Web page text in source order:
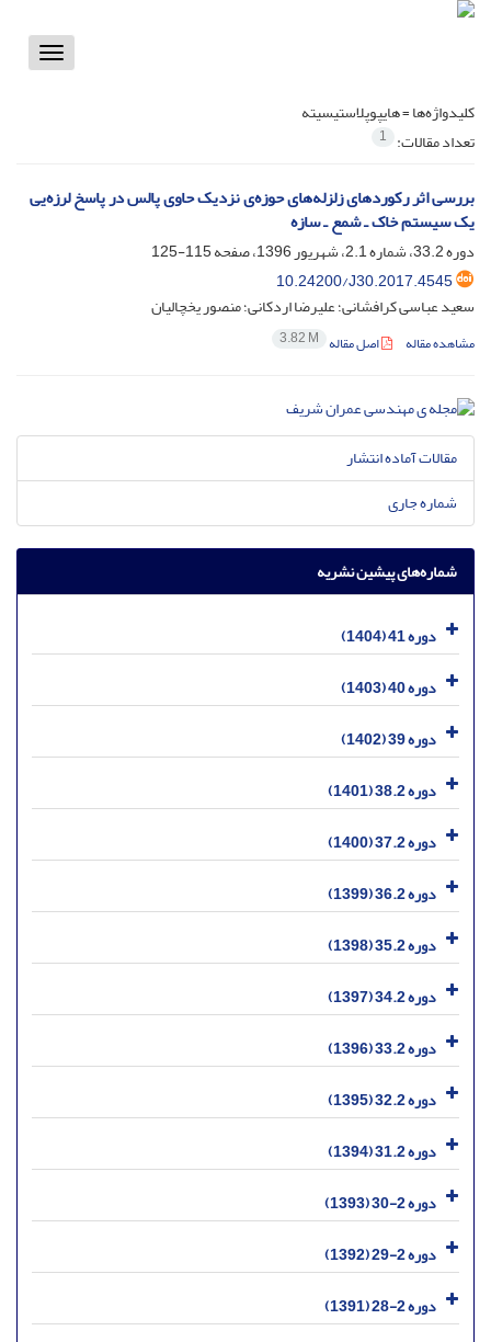
Toggle
کلیدواژه‌ها =هایپوپلاستیسیته
تعداد مقالات: 1
بررسی اثر رکوردهای زلزله‌های حوزه‌ی نزدیک حاوی پالس در پاسخ لرزه‌یی
یک سیستم خاک ـ شمع ـ سازه
دوره 33.2، شماره 2.1، شهریور 1396، صفحه
115-125
10.24200/J30.2017.4545
سعید عباسی کرافشانی؛ علیرضا اردکانی؛ منصور یخچالیان
مشاهده مقاله اصل مقاله 3.82 M
مقالات آماده انتشار
شماره جاری
شماره‌های پیشین نشریه
دوره 41 (1404)
دوره 40 (1403)
دوره 39 (1402)
دوره 38.2 (1401)
دوره 37.2 (1400)
دوره 36.2 (1399)
دوره 35.2 (1398)
دوره 34.2 (1397)
دوره 33.2 (1396)
دوره 32.2 (1395)
دوره 31.2 (1394)
دوره 2-30 (1393)
دوره 2-29 (1392)
دوره 2-28 (1391)